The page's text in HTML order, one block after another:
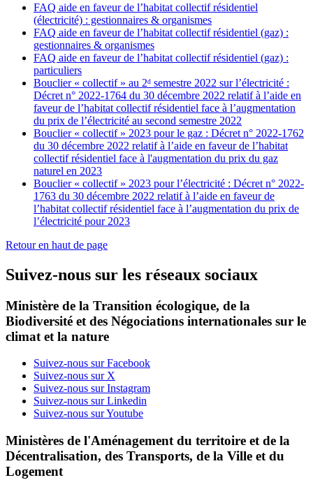
FAQ aide en faveur de l’habitat collectif résidentiel
(électricité) : gestionnaires & organismes
FAQ aide en faveur de l’habitat collectif résidentiel (gaz) :
gestionnaires & organismes
FAQ aide en faveur de l’habitat collectif résidentiel (gaz) :
particuliers
Bouclier « collectif » au 2ᵈ semestre 2022 sur l’électricité :
Décret n° 2022-1764 du 30 décembre 2022 relatif à l’aide en
faveur de l’habitat collectif résidentiel face à l’augmentation
du prix de l’électricité au second semestre 2022
Bouclier « collectif » 2023 pour le gaz : Décret n° 2022-1762
du 30 décembre 2022 relatif à l’aide en faveur de l’habitat
collectif résidentiel face à l'augmentation du prix du gaz
naturel en 2023
Bouclier « collectif » 2023 pour l’électricité : Décret n° 2022-
1763 du 30 décembre 2022 relatif à l’aide en faveur de
l’habitat collectif résidentiel face à l’augmentation du prix de
l’électricité pour 2023
Retour en haut de page
Suivez-nous sur les réseaux sociaux
Ministère de la Transition écologique, de la
Biodiversité et des Négociations internationales sur le
climat et la nature
Suivez-nous sur Facebook
Suivez-nous sur X
Suivez-nous sur Instagram
Suivez-nous sur Linkedin
Suivez-nous sur Youtube
Ministères de l'Aménagement du territoire et de la
Décentralisation, des Transports, de la Ville et du
Logement